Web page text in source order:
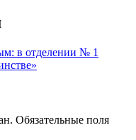
в отделении № 1
Обязательные поля